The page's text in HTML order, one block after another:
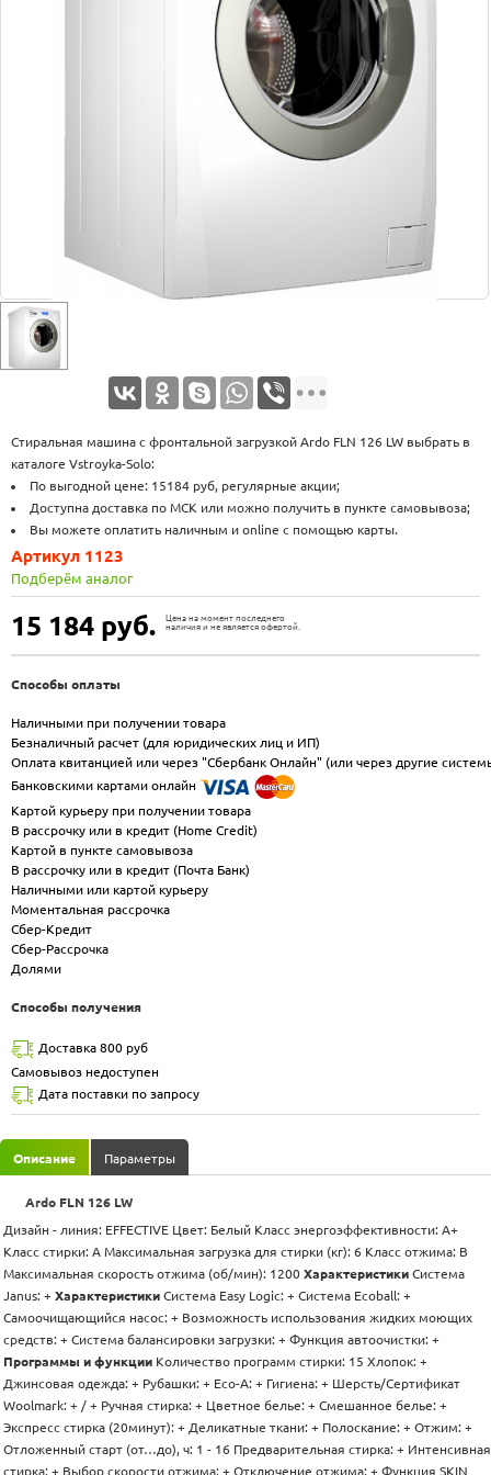
Стиральная машина с фронтальной загрузкой Ardo FLN 126 LW выбрать в
каталоге Vstroyka-Solo:
По выгодной цене: 15184 руб, регулярные акции;
Доступна доставка по МСК или можно получить в пункте самовывоза;
Вы можете оплатить наличным и online с помощью карты.
15 184 руб.
Цена на момент последнего
наличия и не является офертой.
Артикул 1123
Подберём аналог
Способы оплаты
Наличными при получении товара
Безналичный расчет (для юридических лиц и ИП)
Оплата квитанцией или через "Сбербанк Онлайн" (или через другие
Банковскими картами онлайн
Картой курьеру при получении товара
В рассрочку или в кредит (Home Credit)
Картой в пункте самовывоза
В рассрочку или в кредит (Почта Банк)
Наличными или картой курьеру
Моментальная рассрочка
Сбер-Кредит
Сбер-Рассрочка
Долями
Способы получения
Доставка 800 руб
Самовывоз недоступен
Дата поставки по запросу
Описание Параметры
Ardo FLN 126 LW
Дизайн - линия: EFFECTIVE Цвет: Белый Класс энергоэффективности: A+
Класс стирки: A Максимальная загрузка для стирки (кг): 6 Класс отжима: B
Максимальная скорость отжима (об/мин): 1200 Характеристики Система
Janus: + Характеристики Система Easy Logic: + Система Ecoball: +
Самоочищающийся насос: + Возможность использования жидких моющих
средств: + Система балансировки загрузки: + Функция автоочистки: +
Программы и функции Количество программ стирки: 15 Хлопок: +
Джинсовая одежда: + Рубашки: + Eco-A: + Гигиена: + Шерсть/Сертификат
Woolmark: + / + Ручная стирка: + Цветное белье: + Смешанное белье: +
Экспресс стирка (20минут): + Деликатные ткани: + Полоскание: + Отжим: +
Отложенный старт (от…до), ч: 1 - 16 Предварительная стирка: + Интенсивная
стирка: + Выбор скорости отжима: + Отключение отжима: + Функция SKIN